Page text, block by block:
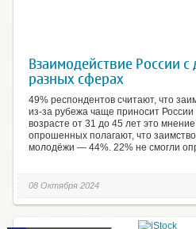
Взаимодействие России с
разных сферах
49% респондентов считают, что
из-за рубежа чаще приносит
возрасте от 31 до 45 лет это
опрошенных полагают, что
молодёжи — 44%. 22% не смогли
08 Октября 2024